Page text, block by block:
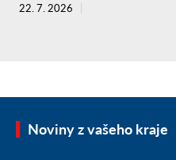
22. 7. 2026
Noviny z vašeho kraje